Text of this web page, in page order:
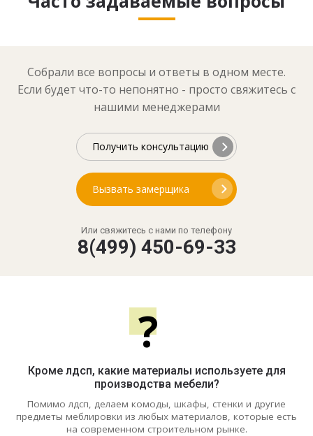
Собрали все вопросы и ответы в одном месте.
Если будет что-то непонятно - просто свяжитесь с
нашими менеджерами
Получить консультацию
Вызвать замерщика
Или свяжитесь с нами по телефону
8(499) 450-69-33
?
Кроме лдсп, какие материалы используете для
производства мебели?
Помимо лдсп, делаем комоды, шкафы, стенки и другие
предметы меблировки из любых материалов, которые есть
на современном строительном рынке.